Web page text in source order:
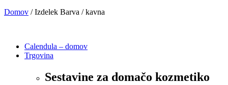
Domov / Izdelek Barva / kavna
Calendula – domov
Trgovina
Sestavine za domačo kozmetiko